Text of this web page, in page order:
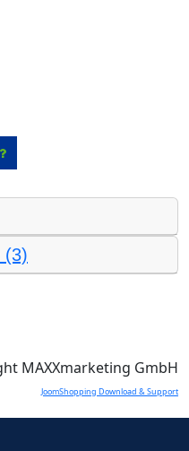
(3)
MAXXmarketing GmbH
JoomShopping Download & Support